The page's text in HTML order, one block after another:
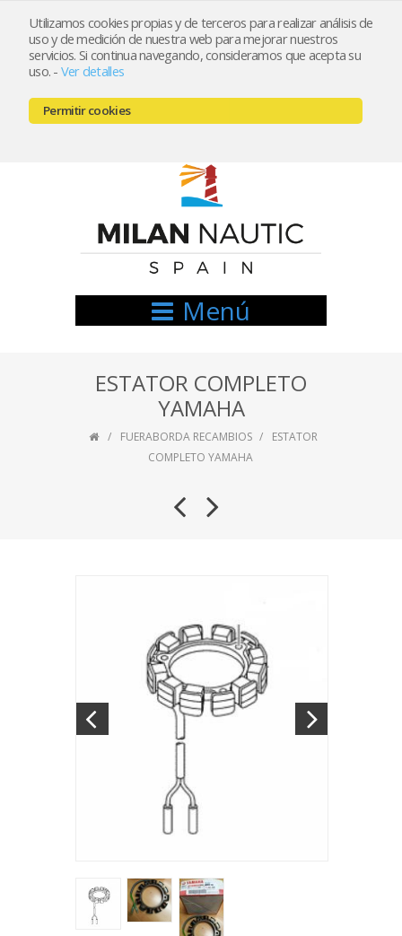
Utilizamos cookies propias y de terceros para realizar análisis de
uso y de medición de nuestra web para mejorar nuestros
servicios. Si continua navegando, consideramos que acepta su
uso. - Ver detalles
Permitir cookies
Registrarse Mi cuenta
666521122 // 654999333
Menú
ESTATOR COMPLETO
YAMAHA
FUERABORDA RECAMBIOS
ESTATOR
COMPLETO YAMAHA